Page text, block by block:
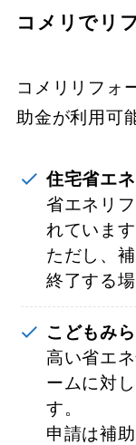
コメリでリ
コメリリフォ
助金が利用可
住宅省エ
省エネリ
れています
ただし、
終了する
こどもみ
高い省エ
ームに対
す。
申請は補